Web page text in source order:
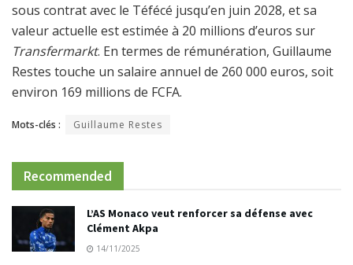
sous contrat avec le Téfécé jusqu’en juin 2028, et sa
valeur actuelle est estimée à 20 millions d’euros sur
Transfermarkt. En termes de rémunération, Guillaume
Restes touche un salaire annuel de 260 000 euros, soit
environ 169 millions de FCFA.
Mots-clés : Guillaume Restes
Recommended
L’AS Monaco veut renforcer sa défense avec
Clément Akpa
14/11/2025